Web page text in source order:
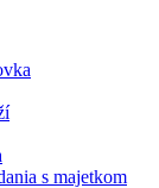
s majetkom